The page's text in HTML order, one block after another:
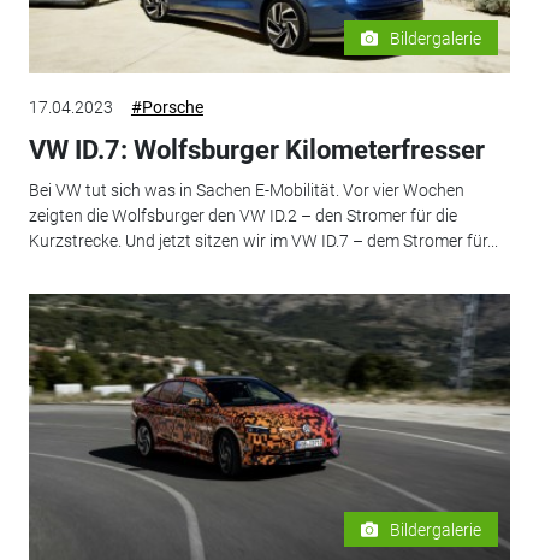
Bildergalerie
17.04.2023 #Porsche
VW ID.7: Wolfsburger Kilometerfresser
Bei VW tut sich was in Sachen E-Mobilität. Vor vier Wochen
zeigten die Wolfsburger den VW ID.2 – den Stromer für die
Kurzstrecke. Und jetzt sitzen wir im VW ID.7 – dem Stromer für...
Bildergalerie